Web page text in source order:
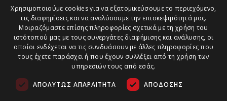
Χρησιμοποιούμε cookies για να εξατομικεύσουμε το περιεχόμενο,
τις διαφημίσεις και να αναλύσουμε την επισκεψιμότητά μας.
Μοιραζόμαστε επίσης πληροφορίες σχετικά με τη χρήση του
ιστότοπού μας με τους συνεργάτες διαφήμισης και ανάλυσης, οι
οποίοι ενδέχεται να τις συνδυάσουν με άλλες πληροφορίες που
τους έχετε παράσχει ή που έχουν συλλέξει από τη χρήση των
υπηρεσιών τους από εσάς.
ΑΠΟΛΎΤΩΣ ΑΠΑΡΑΊΤΗΤΑ ΑΠΌΔΟΣΗΣ